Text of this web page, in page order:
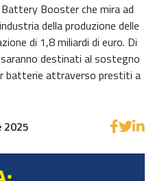
Booster che mira ad
della produzione delle
di 1,8 miliardi di euro. Di
destinati al sostegno
batterie attraverso prestiti a
2025